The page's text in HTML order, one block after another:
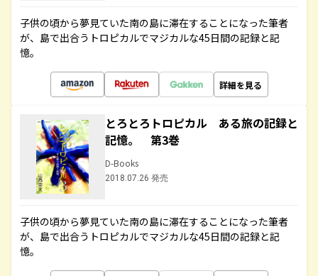
子供の頃から夢見ていた南の島に滞在することになった筆者
が、島で出合うトロピカルでマジカルな45日間の記録と記
憶。
詳細を見る
とろとろトロピカル ある旅の記録と
記憶。 第3巻
D-Books
2018.07.26 発売
子供の頃から夢見ていた南の島に滞在することになった筆者
が、島で出合うトロピカルでマジカルな45日間の記録と記
憶。